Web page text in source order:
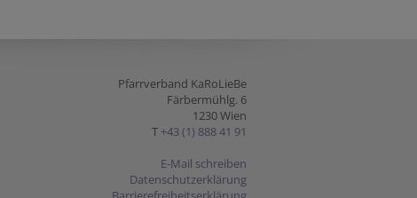
Pfarrverband KaRoLieBe
Färbermühlg. 6
1230 Wien
T +43 (1) 888 41 91
E-Mail schreiben
Datenschutzerklärung